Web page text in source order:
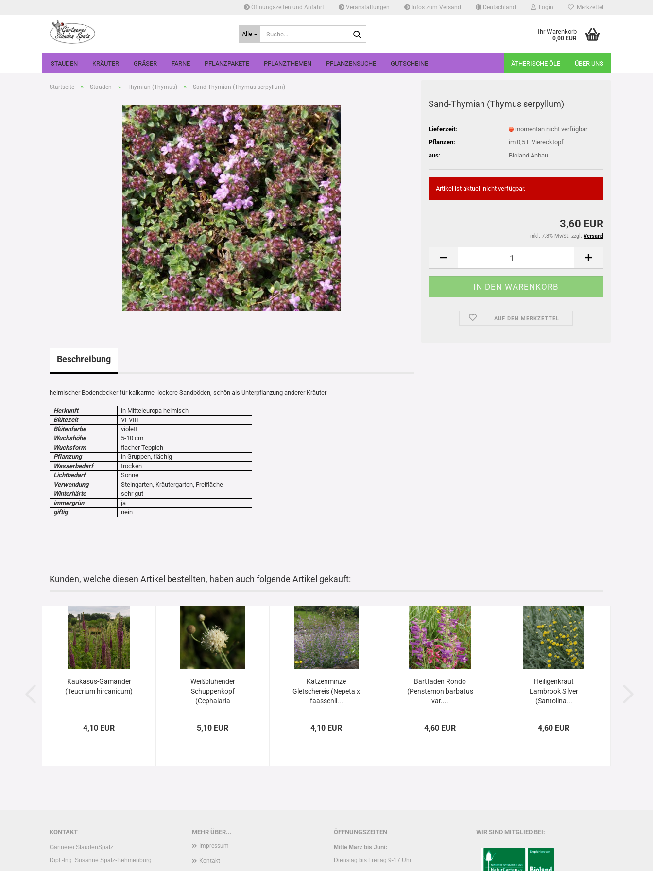
Öffnungszeiten und Anfahrt Veranstaltungen Infos zum Versand Deutschland Login Merkzettel
Alle Ihr Warenkorb
0,00 EUR
STAUDEN KRÄUTER GRÄSER FARNE PFLANZPAKETE PFLANZTHEMEN PFLANZENSUCHE GUTSCHEINE ÄTHERISCHE ÖLE ÜBER UNS
Startseite » Stauden » Thymian (Thymus) » Sand-Thymian (Thymus serpyllum)
Sand-Thymian (Thymus serpyllum)
Lieferzeit:
momentan nicht verfügbar
Pflanzen:
im 0,5 L Vierecktopf
aus:
Bioland Anbau
Artikel ist aktuell nicht verfügbar.
3,60 EUR
inkl. 7.8% MwSt. zzgl. Versand
AUF DEN MERKZETTEL
Beschreibung
heimischer Bodendecker für kalkarme, lockere Sandböden, schön als Unterpflanzung anderer Kräuter
Herkunft
in Mitteleuropa heimisch
Blütezeit
VI-VIII
Blütenfarbe
violett
Wuchshöhe
5-10 cm
Wuchsform
flacher Teppich
Pflanzung
in Gruppen, flächig
Wasserbedarf
trocken
Lichtbedarf
Sonne
Verwendung
Steingarten, Kräutergarten, Freifläche
Winterhärte
sehr gut
immergrün
ja
giftig
nein
Kunden, welche diesen Artikel bestellten, haben auch folgende Artikel gekauft:
Kaukasus-Gamander
(Teucrium hircanicum)
4,10 EUR
Weißblühender
Schuppenkopf
(Cephalaria
5,10 EUR
Katzenminze
Gletschereis (Nepeta x
faassenii...
4,10 EUR
Bartfaden Rondo
(Penstemon barbatus
var....
4,60 EUR
Heiligenkraut
Lambrook Silver
(Santolina...
4,60 EUR
MEHR ÜBER...
Impressum
Kontakt
ÖFFNUNGSZEITEN
Mitte März bis Juni:
Dienstag bis Freitag 9-17 Uhr
WIR SIND MITGLIED BEI:
KONTAKT
Gärtnerei StaudenSpatz
Dipl.-Ing. Susanne Spatz-Behmenburg